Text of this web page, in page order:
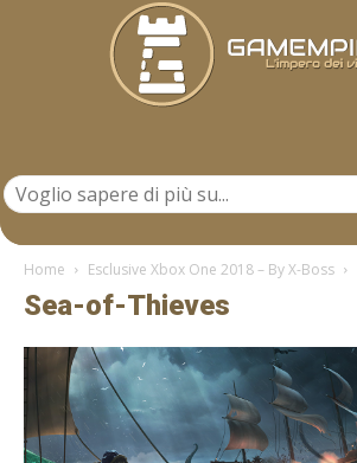
Home Esclusive Xbox One 2018 – By X-Boss
Sea-of-Thieves